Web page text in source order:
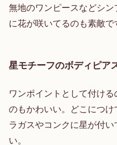
無地のワンピースなどシ
に花が咲いてるのも素敵で
星モチーフのボディピア
ワンポイントとして付け
のもかわいい。どこにつけ
ラガスやコンクに星が付
い。